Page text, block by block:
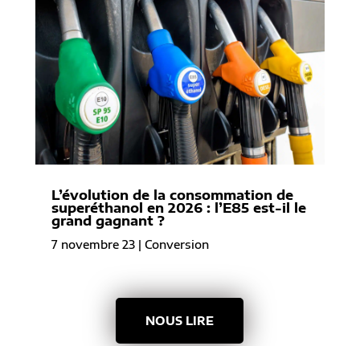
L’évolution de la consommation de
superéthanol en 2026 : l’E85 est-il le
grand gagnant ?
7 novembre 23| Conversion
NOUS LIRE